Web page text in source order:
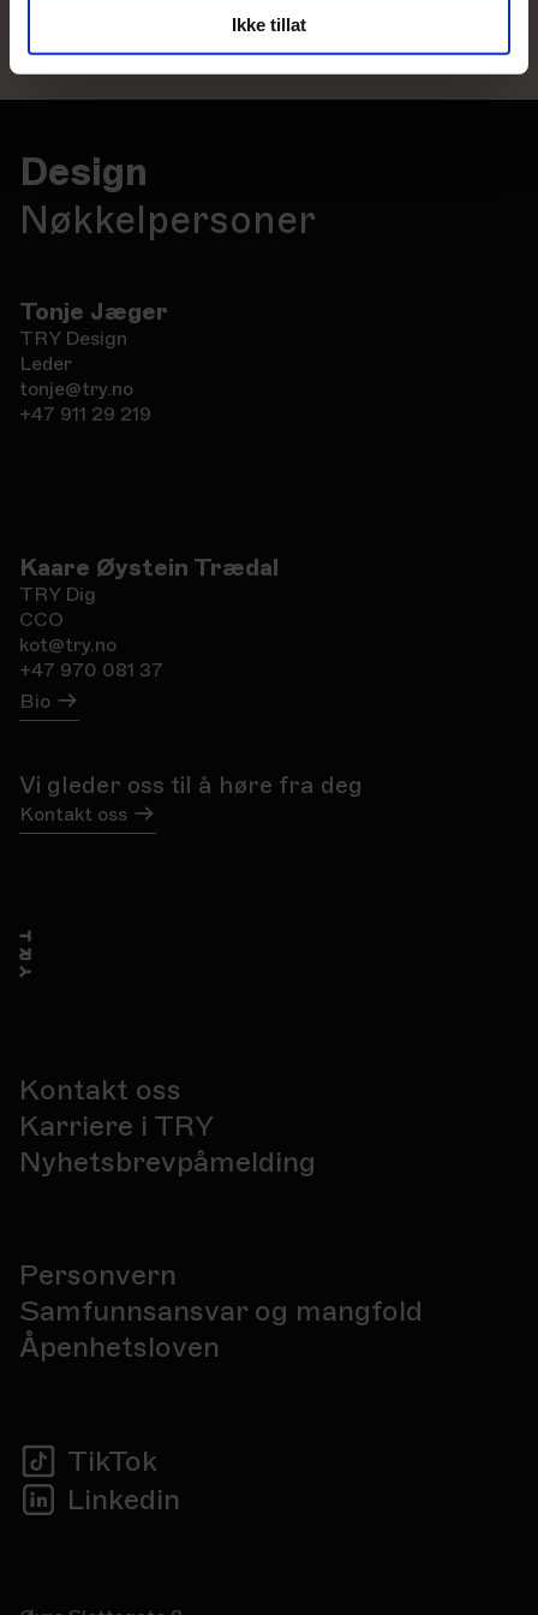
Ikke tillat
Design
Nøkkelpersoner
Tonje Jæger
TRY Design
Leder
tonje@try.no
+47 911 29 219
Kaare Øystein Trædal
TRY Dig
CCO
kot@try.no
+47 970 081 37
Bio
Vi gleder oss til å høre fra deg
Kontakt oss
Kontakt oss
Karriere i TRY
Nyhetsbrevpåmelding
Personvern
Samfunnsansvar og mangfold
Åpenhetsloven
TikTok
Linkedin